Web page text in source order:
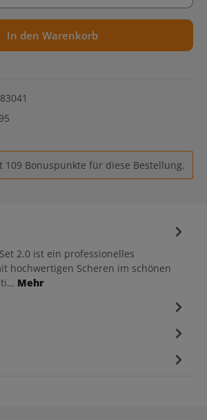
In den Warenkorb
83041
109 Bonuspunkte für diese Bestellung.
2.0 ist ein professionelles
hochwertigen Scheren im schönen
Mehr